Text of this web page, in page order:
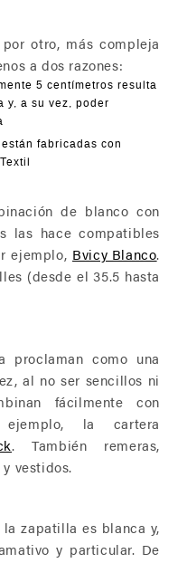
otro, más compleja
a dos razones:
5 centímetros resulta
y, a su vez, poder
fabricadas con
de blanco con
las hace compatibles
ejemplo, Bvicy Blanco.
(desde el 35.5 hasta
como una
al no ser sencillos ni
fácilmente con
la cartera
. También remeras,
vestidos.
zapatilla es blanca y,
y particular. De